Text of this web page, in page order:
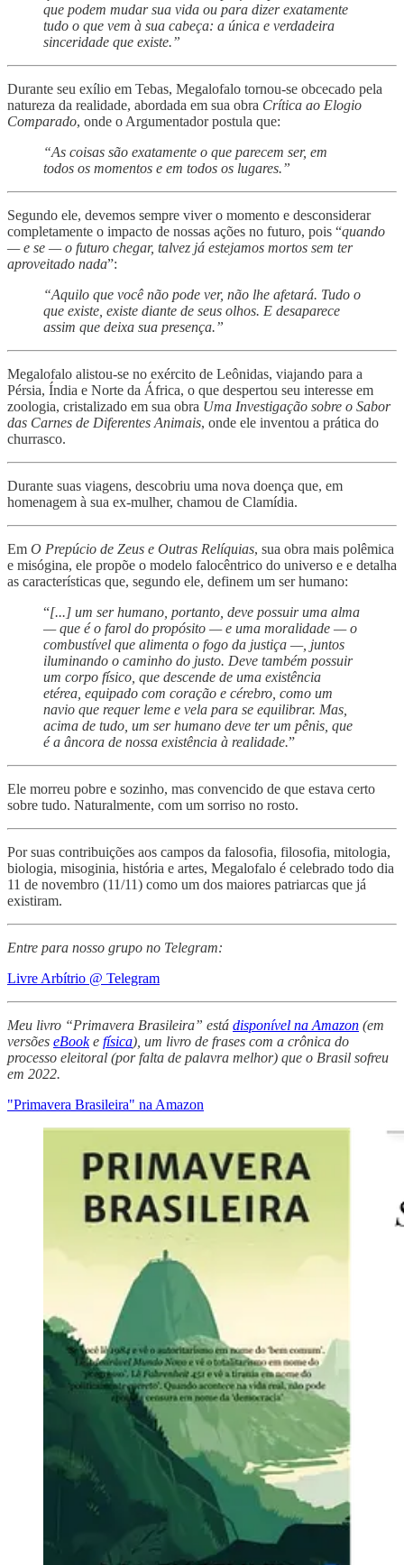
que podem mudar sua vida ou para dizer exatamente
tudo o que vem à sua cabeça: a única e verdadeira
sinceridade que existe.”
Durante seu exílio em Tebas, Megalofalo tornou-se obcecado pela
natureza da realidade, abordada em sua obra Crítica ao Elogio
Comparado, onde o Argumentador postula que:
“As coisas são exatamente o que parecem ser, em
todos os momentos e em todos os lugares.”
Segundo ele, devemos sempre viver o momento e desconsiderar
completamente o impacto de nossas ações no futuro, pois “quando
— e se — o futuro chegar, talvez já estejamos mortos sem ter
aproveitado nada”:
“Aquilo que você não pode ver, não lhe afetará. Tudo o
que existe, existe diante de seus olhos. E desaparece
assim que deixa sua presença.”
Megalofalo alistou-se no exército de Leônidas, viajando para a
Pérsia, Índia e Norte da África, o que despertou seu interesse em
zoologia, cristalizado em sua obra Uma Investigação sobre o Sabor
das Carnes de Diferentes Animais, onde ele inventou a prática do
churrasco.
Durante suas viagens, descobriu uma nova doença que, em
homenagem à sua ex-mulher, chamou de Clamídia.
Em O Prepúcio de Zeus e Outras Relíquias, sua obra mais polêmica
e misógina, ele propõe o modelo falocêntrico do universo e e detalha
as características que, segundo ele, definem um ser humano:
“[...] um ser humano, portanto, deve possuir uma alma
— que é o farol do propósito — e uma moralidade — o
combustível que alimenta o fogo da justiça —, juntos
iluminando o caminho do justo. Deve também possuir
um corpo físico, que descende de uma existência
etérea, equipado com coração e cérebro, como um
navio que requer leme e vela para se equilibrar. Mas,
acima de tudo, um ser humano deve ter um pênis, que
é a âncora de nossa existência à realidade.”
Ele morreu pobre e sozinho, mas convencido de que estava certo
sobre tudo. Naturalmente, com um sorriso no rosto.
Por suas contribuições aos campos da falosofia, filosofia, mitologia,
biologia, misoginia, história e artes, Megalofalo é celebrado todo dia
11 de novembro (11/11) como um dos maiores patriarcas que já
existiram.
Entre para nosso grupo no Telegram:
Livre Arbítrio @ Telegram
Meu livro “Primavera Brasileira” está disponível na Amazon (em
versões eBooke física), um livro de frases com a crônica do
processo eleitoral (por falta de palavra melhor) que o Brasil sofreu
em 2022.
"Primavera Brasileira" na Amazon